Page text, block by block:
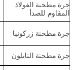
جرة مطحنة الفولاذ
المقاوم للصدأ
جرة مطحنة زركونيا
جرة مطحنة النايلون